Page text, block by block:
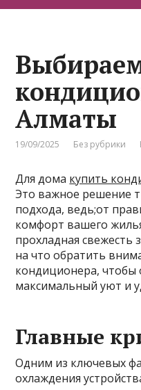
Алматы
19/09/2025 Без рубрики
Для дома купить
Это важное решение
подхода, ведь;от
комфорт вашего
прохладная свежесть
на что обратить
кондиционера, чтобы
максимальный уют и
Главные
Одним из ключевых
охлаждения